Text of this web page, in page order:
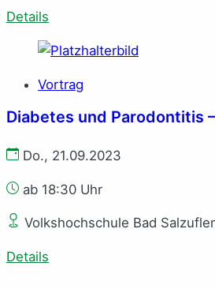
Details
Vortrag
Diabetes und Parodontitis
Do., 21.09.2023
ab 18:30 Uhr
Volkshochschule Bad
Details